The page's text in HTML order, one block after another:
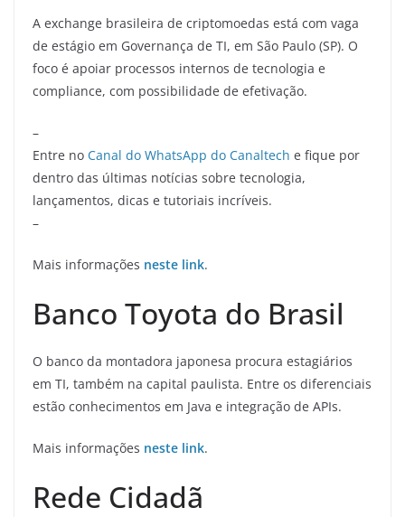
A exchange brasileira de criptomoedas está com vaga
de estágio em Governança de TI, em São Paulo (SP). O
foco é apoiar processos internos de tecnologia e
compliance, com possibilidade de efetivação.
–
Entre no Canal do WhatsApp do Canaltech e fique por
dentro das últimas notícias sobre tecnologia,
lançamentos, dicas e tutoriais incríveis.
–
Mais informações neste link.
Banco Toyota do Brasil
O banco da montadora japonesa procura estagiários
em TI, também na capital paulista. Entre os diferenciais
estão conhecimentos em Java e integração de APIs.
Mais informações neste link.
Rede Cidadã